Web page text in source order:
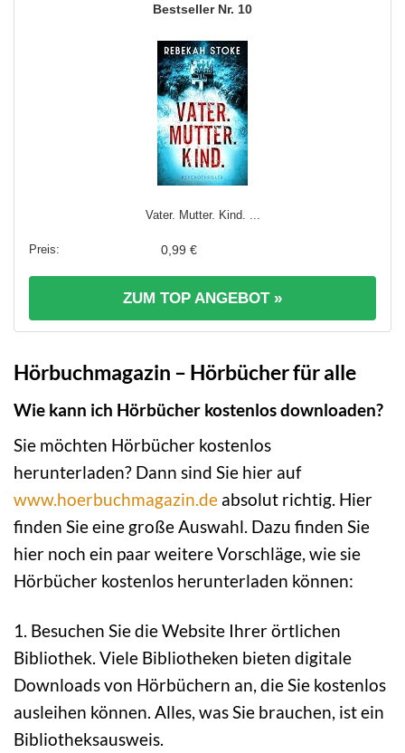
10
Vater. Mutter. Kind. ...
0,99 €
ZUM TOP ANGEBOT »
Hörbuchmagazin – Hörbücher für alle
Wie kann ich Hörbücher kostenlos downloaden?
Sie möchten Hörbücher kostenlos
herunterladen? Dann sind Sie hier auf
www.hoerbuchmagazin.de absolut richtig. Hier
finden Sie eine große Auswahl. Dazu finden Sie
hier noch ein paar weitere Vorschläge, wie sie
Hörbücher kostenlos herunterladen können:
1. Besuchen Sie die Website Ihrer örtlichen
Bibliothek. Viele Bibliotheken bieten digitale
Downloads von Hörbüchern an, die Sie kostenlos
ausleihen können. Alles, was Sie brauchen, ist ein
Bibliotheksausweis.